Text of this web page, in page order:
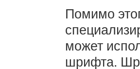
Помимо
может
шрифта.